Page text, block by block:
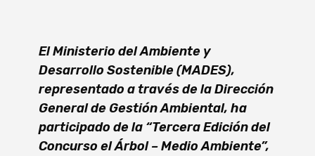
El Ministerio del Ambiente y
Desarrollo Sostenible (MADES),
representado a través de la Dirección
General de Gestión Ambiental, ha
participado de la “Tercera Edición del
Concurso el Árbol – Medio Ambiente”,